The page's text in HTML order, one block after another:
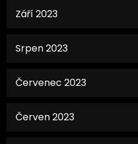
Září 2023
Srpen 2023
Červenec 2023
Červen 2023